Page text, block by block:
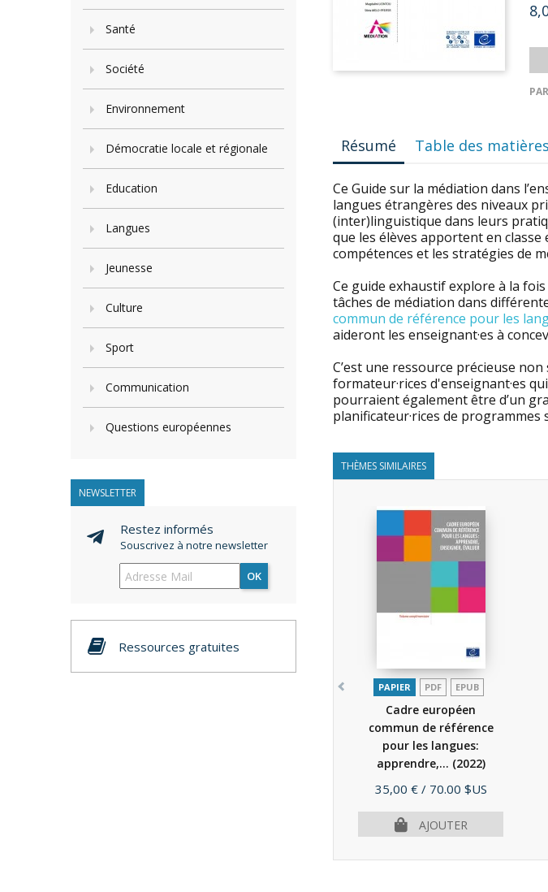
Santé
Société
Environnement
Démocratie locale et régionale
Education
Langues
Jeunesse
Culture
Sport
Communication
Questions européennes
NEWSLETTER
Restez informés
Souscrivez à notre newsletter
OK
Ressources gratuites
Résumé Table des matières
Ce Guide sur la médiation dans
langues étrangères des niveaux
(inter)linguistique dans leurs
que les élèves apportent en
compétences et les stratégies de
Ce guide exhaustif explore à la
tâches de médiation dans
commun de référence pour les
aideront les enseignant·es à
C’est une ressource précieuse
formateur·rices d'enseignant·es
pourraient également être d’un
planificateur·rices de programmes
THÈMES SIMILAIRES
PAPIER PDF EPUB
Cadre européen
commun de référence
pour les langues:
apprendre,... (2022)
Prix
35,00 € / 70.00 $US
AJOUTER